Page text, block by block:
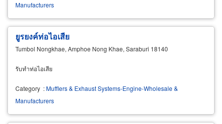
Manufacturers
ยูรยงค์ท่อไอเสีย
Tumbol Nongkhae, Amphoe Nong Khae, Saraburi 18140
รับทำท่อไอเสีย
Category :Mufflers & Exhaust Systems-Engine-Wholesale &
Manufacturers